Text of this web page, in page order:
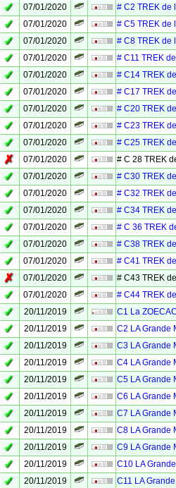
✓ 07/01/2020
# C2 TREK de
✓ 07/01/2020
# C5 TREK de
✓ 07/01/2020
# C8 TREK de
✓ 07/01/2020
# C11 TREK
✓ 07/01/2020
# C14 TREK
✓ 07/01/2020
# C17 TREK
✓ 07/01/2020
# C20 TREK
✓ 07/01/2020
# C23 TREK
✓ 07/01/2020
# C25 TREK
✗ 07/01/2020
# C 28 TREK
✓ 07/01/2020
# C30 TREK
✓ 07/01/2020
# C32 TREK
✓ 07/01/2020
# C34 TREK
✓ 07/01/2020
# C 36 TREK
✓ 07/01/2020
# C38 TREK
✓ 07/01/2020
# C41 TREK
✗ 07/01/2020
# C43 TREK
✓ 07/01/2020
# C44 TREK
✓ 20/11/2019
C1 La
✓ 20/11/2019
C2 LA Grande
✓ 20/11/2019
C3 LA Grande
✓ 20/11/2019
C4 LA Grande
✓ 20/11/2019
C5 LA Grande
✓ 20/11/2019
C6 LA Grande
✓ 20/11/2019
C7 LA Grande
✓ 20/11/2019
C8 LA Grande
✓ 20/11/2019
C9 LA Grande
✓ 20/11/2019
C10 LA
✓ 20/11/2019 C11 LA